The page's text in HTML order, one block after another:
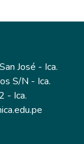
José - Ica.
S/N - Ica.
- Ica.